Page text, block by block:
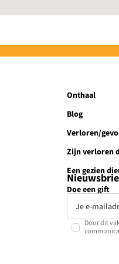
Onthaal
Blog
Verloren/
Zijn verloren
Een gezien
Doe een gift
Door dit